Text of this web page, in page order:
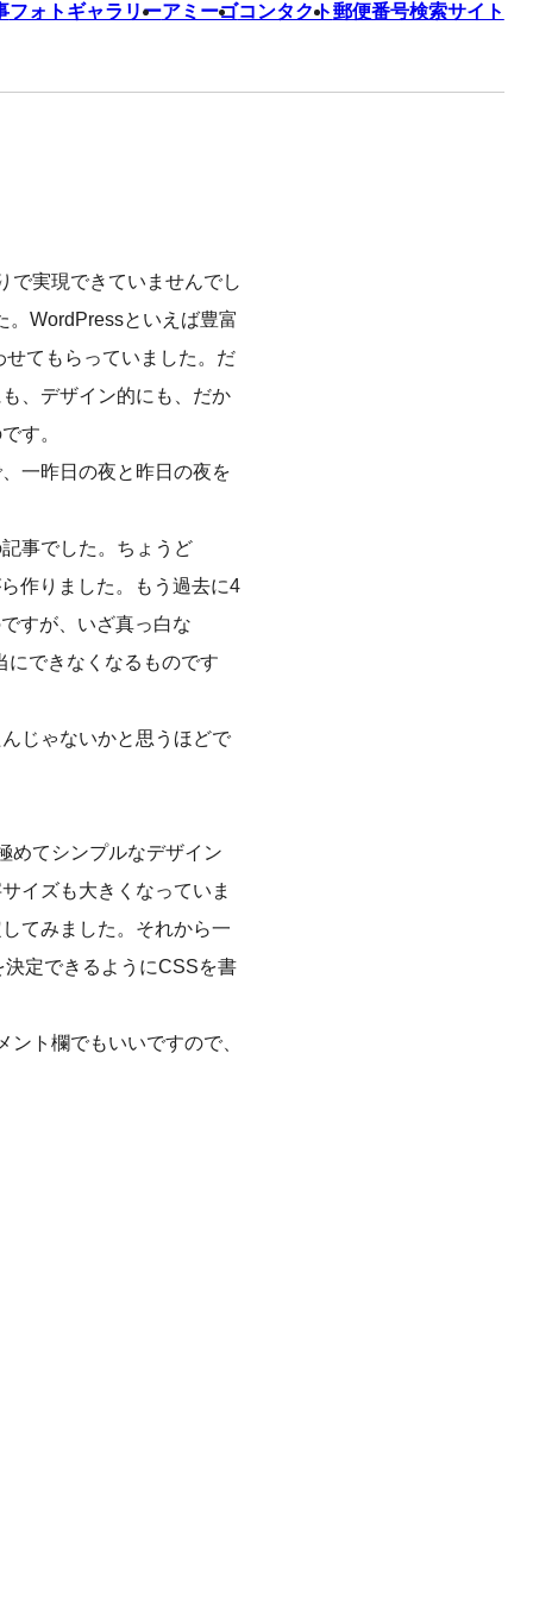
フォトギャラリーアミーゴコンタクト郵便番号検索サイト
で実現できていませんでし
。WordPressといえば豊富
てもらっていました。だ
、デザイン的にも、だか
す。
一昨日の夜と昨日の夜を
事でした。ちょうど
作りました。もう過去に4
すが、いざ真っ白な
にできなくなるものです
じゃないかと思うほどで
めてシンプルなデザイン
イズも大きくなっていま
てみました。それから一
定できるようにCSSを書
ト欄でもいいですので、